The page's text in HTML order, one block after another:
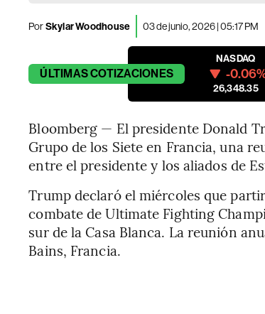
PorSkylar Woodhouse 03 de junio, 2026 | 05:17 PM
ÚLTIMASCOTIZACIONES
NASDAQ
-
26,348.35
Bloomberg — El presidente Donald
Grupo de los Siete en Francia, una
entre el presidente y los aliados de
Trump declaró el miércoles que
combate de Ultimate Fighting
sur de la Casa Blanca. La reunión
Bains, Francia.